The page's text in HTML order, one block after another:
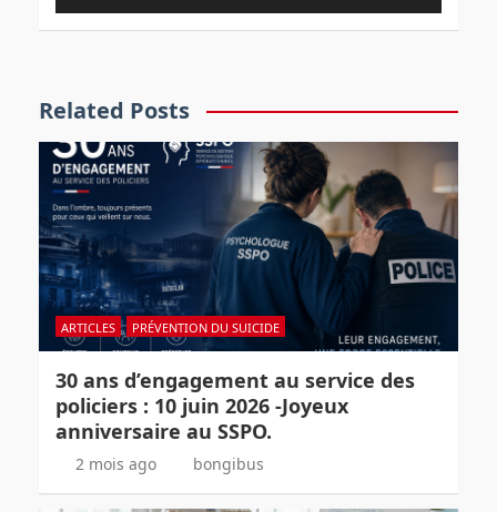
Related Posts
ARTICLES PRÉVENTION DU SUICIDE
30 ans d’engagement au service des
policiers : 10 juin 2026 -Joyeux
anniversaire au SSPO.
2 mois ago bongibus